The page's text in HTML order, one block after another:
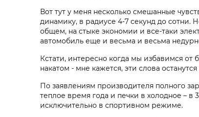
Вот тут у меня несколько смешанные
динамику, в радиусе 4-7 секунд до сотни.
общем, на стыке экономии и все-таки
автомобиль еще и весьма и весьма
Кстати, интересно когда мы избавимся от
накатом - мне кажется, эти слова
По заявлениям производителя полного
теплое время года и печки в холодное –
исключительно в спортивном режиме.